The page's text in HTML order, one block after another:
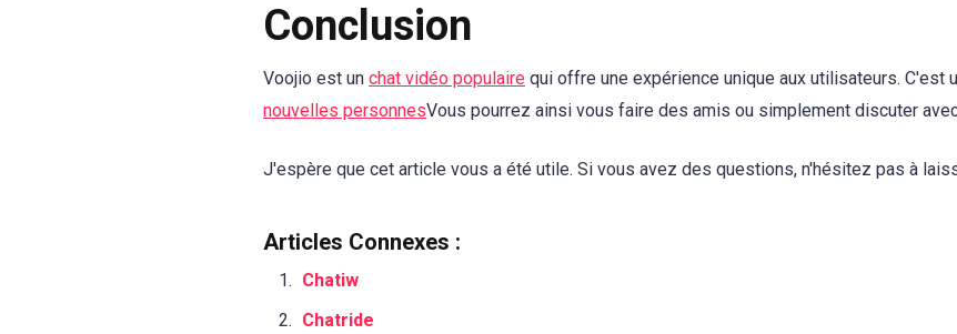
Conclusion
Voojio est un chat vidéo populaire qui offre une expérience unique aux utilisateurs. C'est
nouvelles personnesVous pourrez ainsi vous faire des amis ou simplement discuter
J'espère que cet article vous a été utile. Si vous avez des questions, n'hésitez pas à
Articles Connexes :
Chatiw
Chatride